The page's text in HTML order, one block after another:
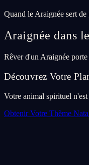
Quand le Araignée sert
Araignée dans
Rêver d'un Araignée
Découvrez Votre
Votre animal spirituel
Obtenir Votre Thème